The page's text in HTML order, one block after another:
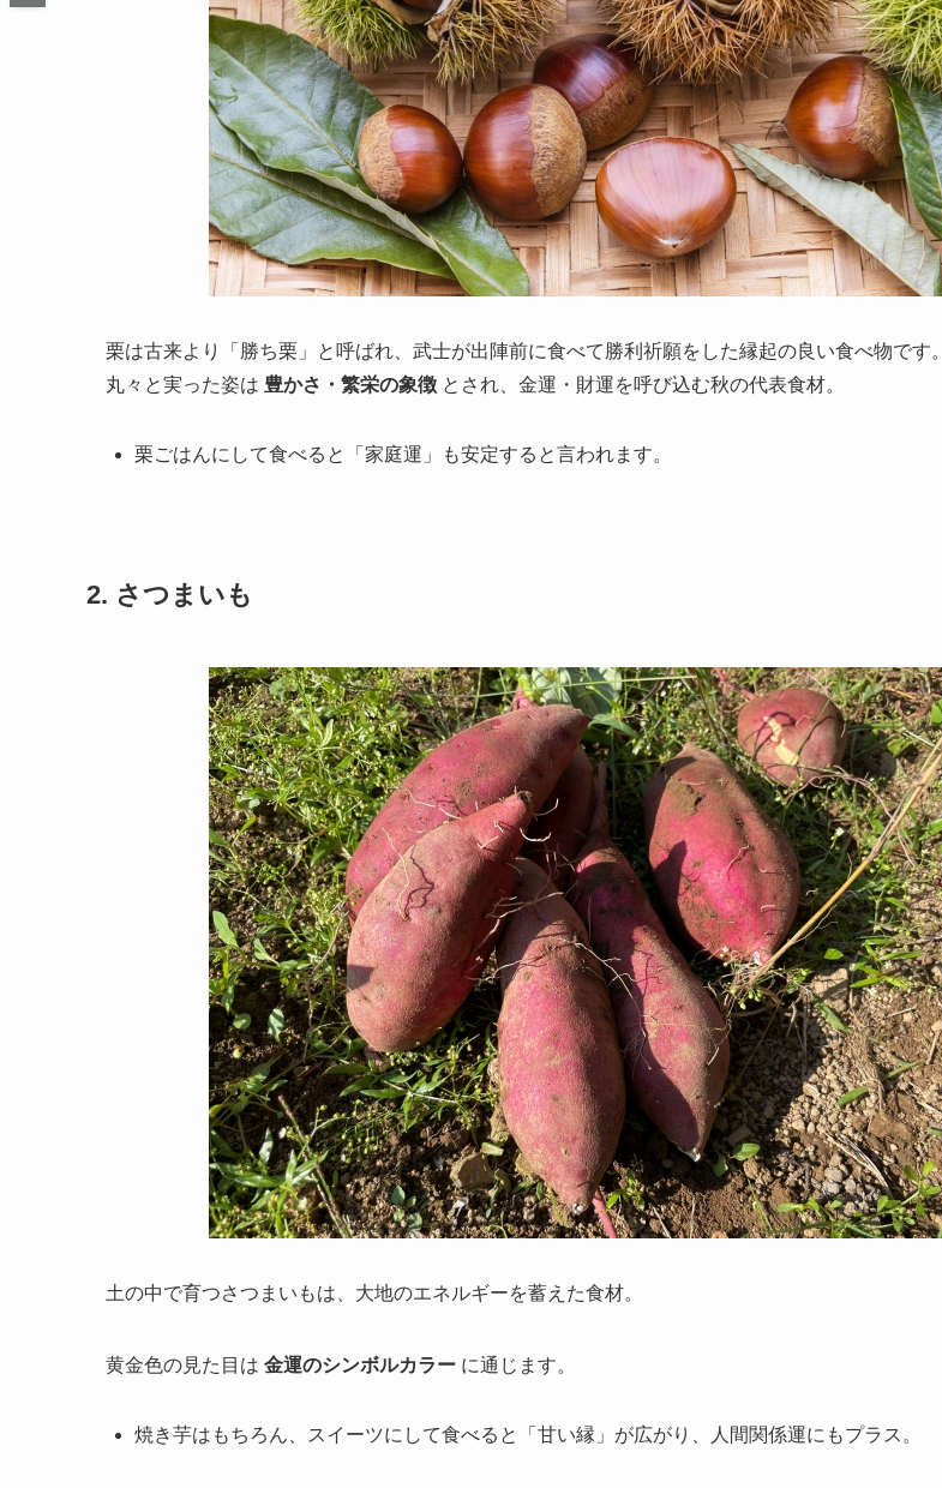
栗は古来より「勝ち栗」と呼ばれ、武士が出陣前に食べて勝利祈願をした縁起の良い食べ物です。
丸々と実った姿は 豊かさ・繁栄の象徴 とされ、金運・財運を呼び込む秋の代表食材。
栗ごはんにして食べると「家庭運」も安定すると言われます。
2. さつまいも
土の中で育つさつまいもは、大地のエネルギーを蓄えた食材。
黄金色の見た目は 金運のシンボルカラー に通じます。
焼き芋はもちろん、スイーツにして食べると「甘い縁」が広がり、人間関係運にもプラス。